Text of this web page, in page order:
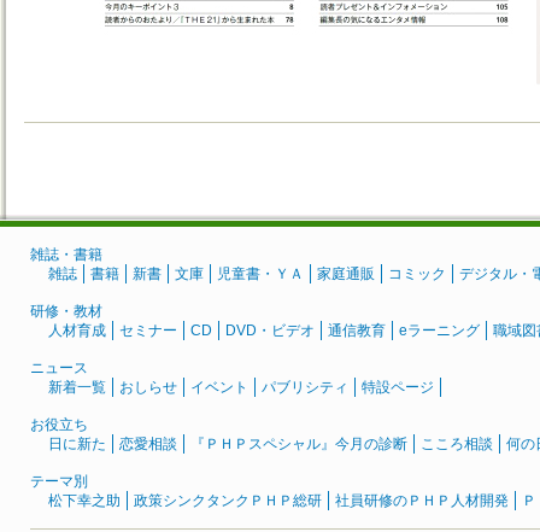
雑誌・書籍
雑誌
書籍 新書 文庫 児童書・ＹＡ 家庭通販 コミック デジタル・
研修・教材
人材育成
セミナー CD DVD・ビデオ 通信教育 eラーニング 職域図
ニュース
新着一覧
おしらせ イベント パブリシティ 特設ページ
お役立ち
日に新た
恋愛相談 『ＰＨＰスペシャル』今月の診断 こころ相談 何の
テーマ別
松下幸之助
政策シンクタンクＰＨＰ総研 社員研修のＰＨＰ人材開発